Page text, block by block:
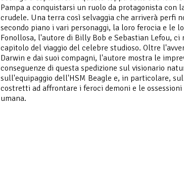
Pampa a conquistarsi un ruolo da protagonista con
crudele. Una terra così selvaggia che arriverà perfi
secondo piano i vari personaggi, la loro ferocia e le
Fonollosa, l'autore di Billy Bob e Sebastian Lefou, ci
capitolo del viaggio del celebre studioso. Oltre
Darwin e dai suoi compagni, l'autore mostra le
conseguenze di questa spedizione sul visionario
sull'equipaggio dell'HSM Beagle e, in particolare,
costretti ad affrontare i feroci demoni e le
umana.